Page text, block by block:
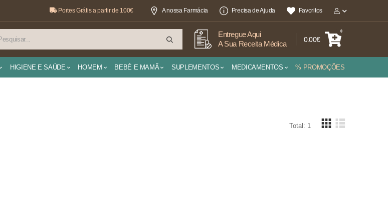
Portes Grátis a partir de 100€ A nossa Farmácia Precisa de Ajuda Favoritos
Entregue Aqui
A Sua Receita Médica
0.00€
0
HIGIENE E SAÚDE HOMEM BEBÉ E MAMÃ SUPLEMENTOS MEDICAMENTOS % PROMOÇÕES
Total: 1